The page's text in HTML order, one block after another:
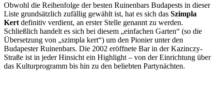
Obwohl die Reihenfolge der besten Ruinenbars Budapests in dieser
Liste grundsätzlich zufällig gewählt ist, hat es sich das Szimpla
Kert definitiv verdient, an erster Stelle genannt zu werden.
Schließlich handelt es sich bei diesem „einfachen Garten“ (so die
Übersetzung von „szimpla kert“) um den Pionier unter den
Budapester Ruinenbars. Die 2002 eröffnete Bar in der Kazinczy-
Straße ist in jeder Hinsicht ein Highlight – von der Einrichtung über
das Kulturprogramm bis hin zu den beliebten Partynächten.